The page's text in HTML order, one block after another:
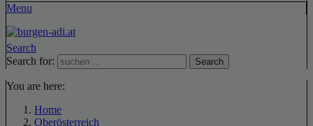
Menu
Search
Search for:
Search
You are here:
Home
Oberösterreich